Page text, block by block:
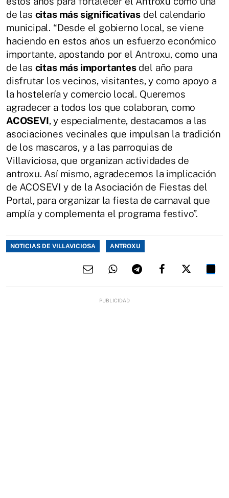
de las citas más significativas del calendario
municipal. “Desde el gobierno local, se viene
haciendo en estos años un esfuerzo económico
importante, apostando por el Antroxu, como una
de las citas más importantesdel año para
disfrutar los vecinos, visitantes, y como apoyo a
la hostelería y comercio local. Queremos
agradecer a todos los que colaboran, como
ACOSEVI, y especialmente, destacamos a las
asociaciones vecinales que impulsan la tradición
de los mascaros, y a las parroquias de
Villaviciosa, que organizan actividades de
antroxu. Así mismo, agradecemos la implicación
de ACOSEVI y de la Asociación de Fiestas del
Portal, para organizar la fiesta de carnaval que
amplía y complementa el programa festivo”.
NOTICIAS DE VILLAVICIOSA ANTROXU